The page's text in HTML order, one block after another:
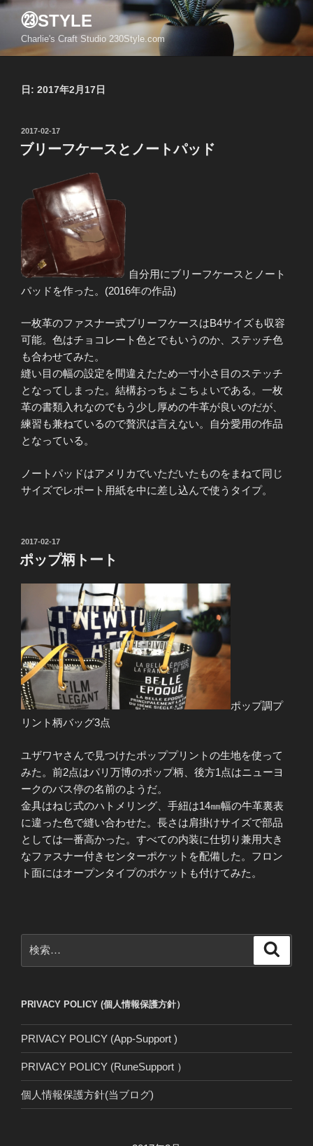
コ
ン
㉓STYLE
Charlie's Craft Studio 230Style.com
日: 2017年2月17日
投
稿
日:
2017-02-17
ブリーフケースとノートパッド
自分用にブリーフケースとノート
パッドを作った。(2016年の作品)
一枚革のファスナー式ブリーフケースはB4サイズも収容
可能。色はチョコレート色とでもいうのか、ステッチ色
も合わせてみた。
縫い目の幅の設定を間違えたため一寸小さ目のステッチ
となってしまった。結構おっちょこちょいである。一枚
革の書類入れなのでもう少し厚めの牛革が良いのだが、
練習も兼ねているので贅沢は言えない。自分愛用の作品
となっている。
ノートパッドはアメリカでいただいたものをまねて同じ
サイズでレポート用紙を中に差し込んで使うタイプ。
投
稿
日:
2017-02-17
ポップ柄トート
ポップ調プ
リント柄バッグ3点
ユザワヤさんで見つけたポッププリントの生地を使って
みた。前2点はパリ万博のポップ柄、後方1点はニューヨ
ークのバス停の名前のようだ。
金具はねじ式のハトメリング、手紐は14㎜幅の牛革裏表
に違った色で縫い合わせた。長さは肩掛けサイズで部品
としては一番高かった。すべての内装に仕切り兼用大き
なファスナー付きセンターポケットを配備した。フロン
ト面にはオープンタイプのポケットも付けてみた。
索:
PRIVACY POLICY (個人情報保護方針）
PRIVACY POLICY (App-Support )
PRIVACY POLICY (RuneSupport ）
個人情報保護方針(当ブログ)